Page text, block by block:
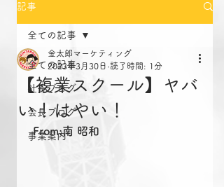
記事
全ての記事
社長ブログ
会長ブログ
事業案内
全ての記事
【複業スクール】ヤバ
い！はやい！
金太郎マーケティング
2023年3月30日 読了時間: 1分
From:南 昭和